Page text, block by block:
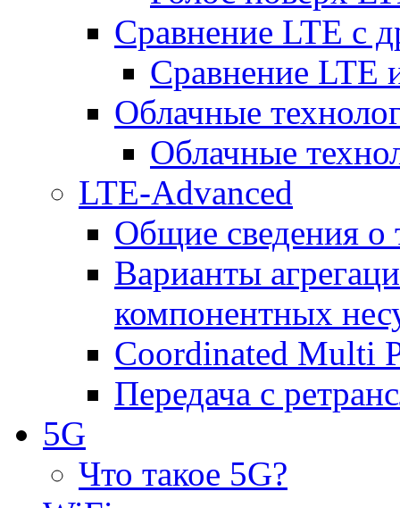
Сравнение LTE с
Сравнение LTE
Облачные
Облачные
LTE-Advanced
Общие сведения о
Варианты
компонентных
Coordinated Multi
Передача с
5G
Что такое 5G?